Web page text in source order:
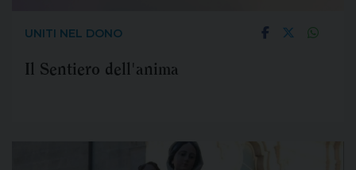
UNITI NEL DONO
Il Sentiero dell'anima